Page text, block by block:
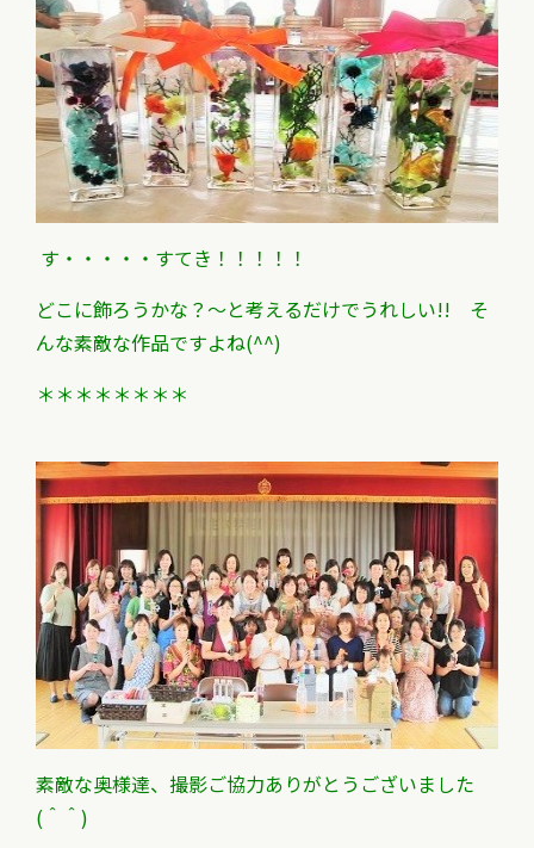
す・・・・・すてき！！！！！
どこに飾ろうかな？～と考えるだけでうれしい!! そ
んな素敵な作品ですよね(^^)
＊＊＊＊＊＊＊＊
素敵な奥様達、撮影ご協力ありがとうございました
(＾＾)